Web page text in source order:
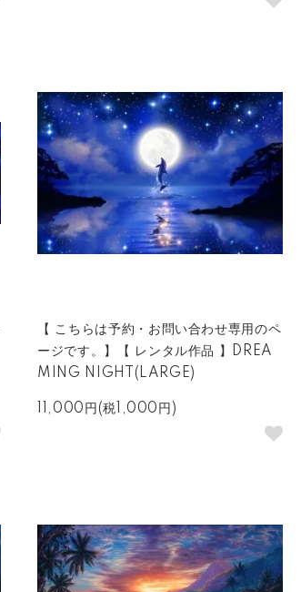
【 こちらは予約・お問い合わせ専用のペ
ージです。】【 レンタル作品 】DREA
MING NIGHT(LARGE)
11,000円(税1,000円)